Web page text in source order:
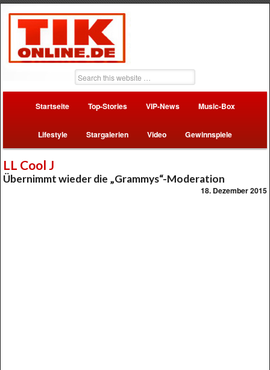
Startseite Top-Stories VIP-News Music-Box
Lifestyle Stargalerien Video Gewinnspiele
LL Cool J
Übernimmt wieder die „Grammys“-Moderation
18. Dezember 2015